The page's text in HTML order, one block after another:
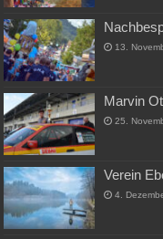
13.
Marvin
25.
Verein
4.